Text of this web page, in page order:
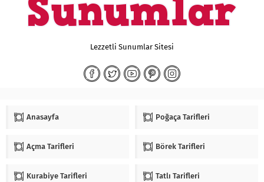
Lezzetli Sunumlar Sitesi
Anasayfa Poğaça Tarifleri
Açma Tarifleri Börek Tarifleri
Kurabiye Tarifleri Tatlı Tarifleri